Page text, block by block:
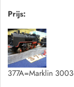
Prijs:
377A=Marklin